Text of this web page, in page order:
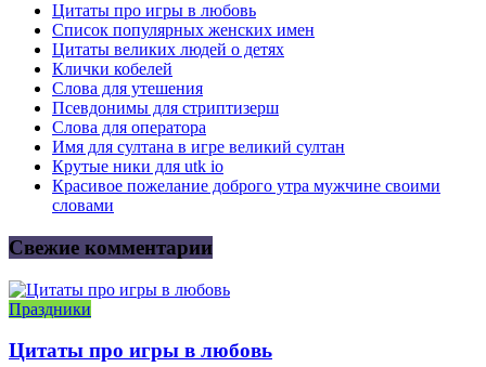
Цитаты про игры в любовь
Список популярных женских имен
Цитаты великих людей о детях
Клички кобелей
Слова для утешения
Псевдонимы для стриптизерш
Слова для оператора
Имя для султана в игре великий султан
Крутые ники для utk io
Красивое пожелание доброго утра мужчине своими
словами
Свежие комментарии
Праздники
Цитаты про игры в любовь